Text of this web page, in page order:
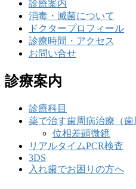
診療案内
消毒・滅菌について
ドクタープロフィール
診療時間・アクセス
お問い合せ
診療案内
診療科目
薬で治す歯周病治療（歯
位相差顕微鏡
リアルタイムPCR検査
3DS
入れ歯でお困りの方へ